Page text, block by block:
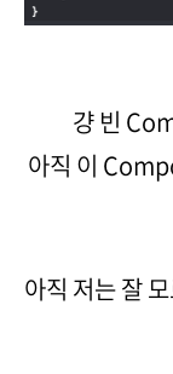
걍 빈
아직 이
아직 저는 잘